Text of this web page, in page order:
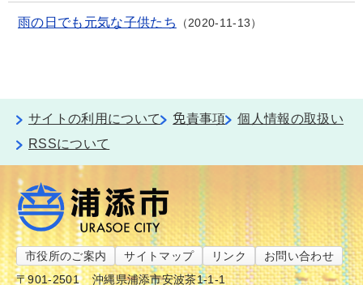
雨の日でも元気な子供たち 2020-11-13
サイトの利用について 免責事項
個人情報の取扱い
RSSについて
市役所のご案内 サイトマップ リンク
お問い合わせ
〒901-2501
沖縄県浦添市安波茶1-1-1